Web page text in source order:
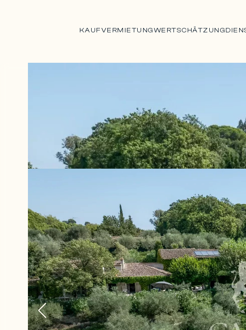
KAUFVERMIETUNGWERTSCHÄTZUNG